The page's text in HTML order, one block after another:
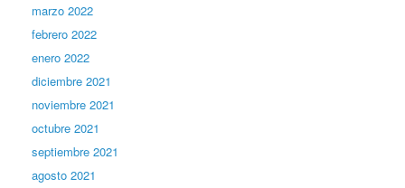
marzo 2022
febrero 2022
enero 2022
diciembre 2021
noviembre 2021
octubre 2021
septiembre 2021
agosto 2021